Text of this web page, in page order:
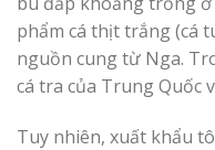
phẩm cá thịt trắng (cá
nguồn cung từ Nga.
cá tra của Trung Quốc
Tuy nhiên, xuất khẩu